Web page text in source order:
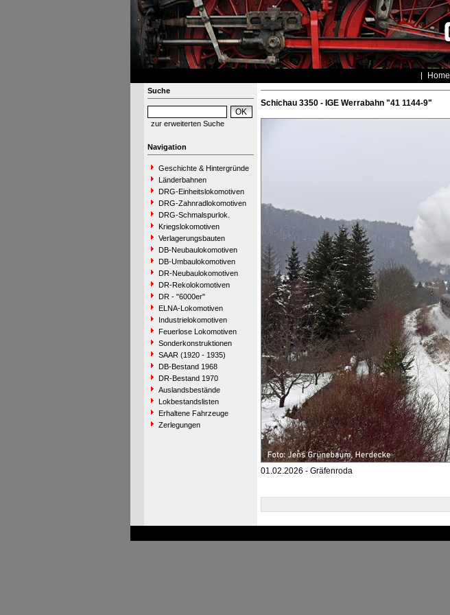
Home
Suche
zur erweiterten Suche
Navigation
Geschichte & Hintergründe
Länderbahnen
DRG-Einheitslokomotiven
DRG-Zahnradlokomotiven
DRG-Schmalspurlok.
Kriegslokomotiven
Verlagerungsbauten
DB-Neubaulokomotiven
DB-Umbaulokomotiven
DR-Neubaulokomotiven
DR-Rekolokomotiven
DR - "6000er"
ELNA-Lokomotiven
Industrielokomotiven
Feuerlose Lokomotiven
Sonderkonstruktionen
SAAR (1920 - 1935)
DB-Bestand 1968
DR-Bestand 1970
Auslandsbestände
Lokbestandslisten
Erhaltene Fahrzeuge
Zerlegungen
Schichau 3350 - IGE Werrabahn "41 1144-9"
01.02.2026 - Gräfenroda